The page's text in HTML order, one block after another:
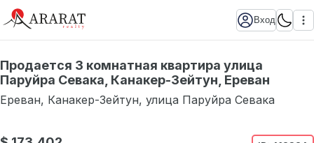
Вход
Продается 3 комнатная квартира улица
Паруйра Севака, Канакер-Зейтун, Ереван
Ереван, Канакер-Зейтун, улица Паруйра Севака